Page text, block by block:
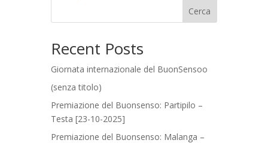
Cerca
Recent Posts
Giornata internazionale del BuonSensoo
(senza titolo)
Premiazione del Buonsenso: Partipilo –
Testa [23-10-2025]
Premiazione del Buonsenso: Malanga –